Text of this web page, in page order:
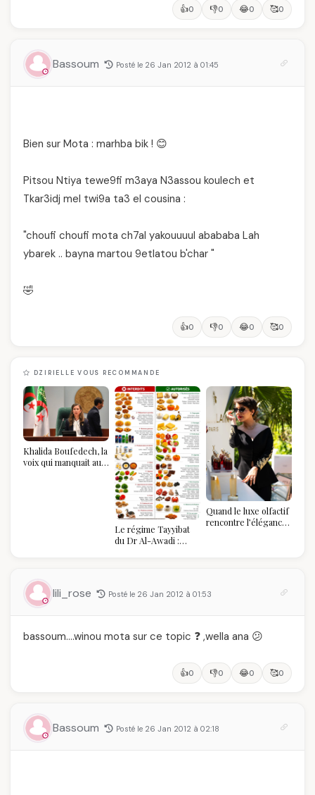
👍0 👎0 😂0 🥰0
Bassoum Posté le 26 Jan 2012 à 01:45
Bien sur Mota : marhba bik ! 😊
Pitsou Ntiya tewe9fi m3aya N3assou koulech et
Tkar3idj mel twi9a ta3 el cousina :
"choufi choufi mota ch7al yakouuuul abababa Lah
ybarek .. bayna martou 9etlatou b'char "
🤣
👍0 👎0 😂0 🥰0
DZIRIELLE VOUS RECOMMANDE
Khalida Boufedech, la
voix qui manquait au
Le régime Tayyibat
du Dr Al-Awadi :
vraiment savoir
Quand le luxe olfactif
rencontre l’élégance
lili_rose Posté le 26 Jan 2012 à 01:53
bassoum….winou mota sur ce topic ❓ ,wella ana 😕
👍0 👎0 😂0 🥰0
Bassoum Posté le 26 Jan 2012 à 02:18